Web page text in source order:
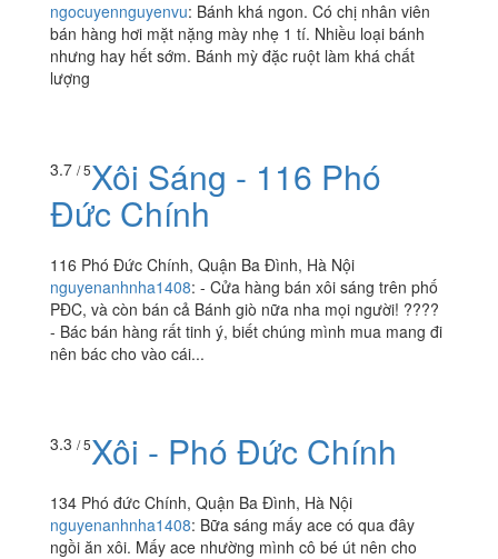
3.4/ 5Yenyen Bakery -
74 Nguyễn Trường Tộ, P. Trúc Bạch, Quận Ba Đình, Hà
Nội
ngocuyennguyenvu :Bánh khá ngon. Có chị nhân viên
bán hàng hơi mặt nặng mày nhẹ 1 tí. Nhiều loại bánh
lượng
3.7 / 5Xôi Sáng - 116 Phó
116 Phó Đức Chính, Quận Ba Đình, Hà Nội
PĐC, và còn bán cả Bánh giò nữa nha mọi người! ????
- Bác bán hàng rất tinh ý, biết chúng mình mua mang đi
nên bác cho vào cái...